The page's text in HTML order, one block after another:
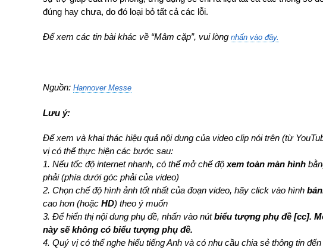
đúng hay chưa, do đó loại bỏ tất cả các lỗi.
Để xem các tin bài khác về “Mâm cặp”, vui lòng nhấn vào đây.
Nguồn: Hannover Messe
Lưu ý:
Để xem và khai thác hiệu quả nội dung của video clip nói trên (từ
vị có thể thực hiện các bước sau:
1. Nếu tốc độ internet nhanh, có thể mở chế độ xem toàn màn hình
phải (phía dưới góc phải của video)
2. Chọn chế độ hình ảnh tốt nhất của đoạn video, hãy click vào hình
cao hơn (hoặc HD) theo ý muốn
3. Để hiển thị nội dung phụ đề, nhấn vào nútbiểu tượng phụ đề [cc].
này sẽ không có biểu tượng phụ đề.
4. Quý vị có thể nghe hiểu tiếng Anh và có nhu cầu chia sẻ thông tin